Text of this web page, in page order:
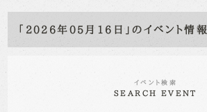
「2026年05月16日」のイベント情報
イベント検索
SEARCH EVENT